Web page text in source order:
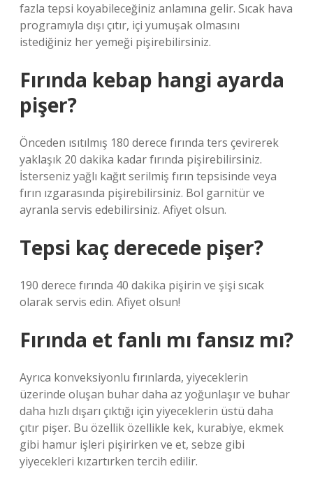
fazla tepsi koyabileceğiniz anlamına gelir. Sıcak hava
programıyla dışı çıtır, içi yumuşak olmasını
istediğiniz her yemeği pişirebilirsiniz.
Fırında kebap hangi ayarda
pişer?
Önceden ısıtılmış 180 derece fırında ters çevirerek
yaklaşık 20 dakika kadar fırında pişirebilirsiniz.
İsterseniz yağlı kağıt serilmiş fırın tepsisinde veya
fırın ızgarasında pişirebilirsiniz. Bol garnitür ve
ayranla servis edebilirsiniz. Afiyet olsun.
Tepsi kaç derecede pişer?
190 derece fırında 40 dakika pişirin ve şişi sıcak
olarak servis edin. Afiyet olsun!
Fırında et fanlı mı fansız mı?
Ayrıca konveksiyonlu fırınlarda, yiyeceklerin
üzerinde oluşan buhar daha az yoğunlaşır ve buhar
daha hızlı dışarı çıktığı için yiyeceklerin üstü daha
çıtır pişer. Bu özellik özellikle kek, kurabiye, ekmek
gibi hamur işleri pişirirken ve et, sebze gibi
yiyecekleri kızartırken tercih edilir.